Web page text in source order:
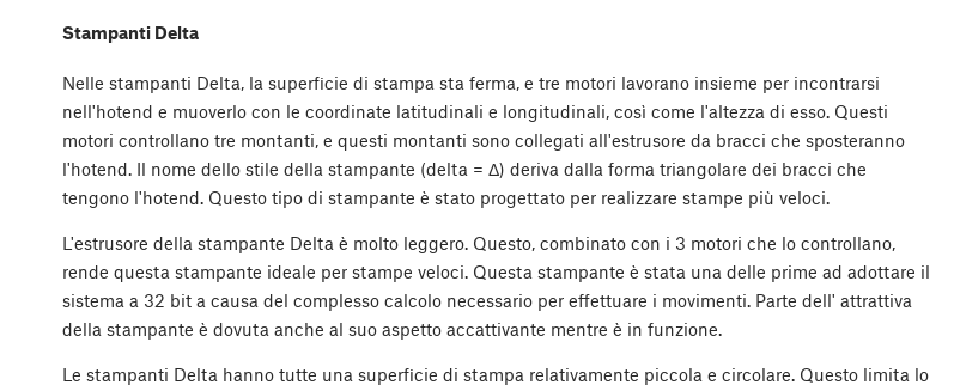
Stampanti Delta
Nelle stampanti Delta, la superficie di stampa sta ferma, e tre motori lavorano insieme per incontrarsi
nell'hotend e muoverlo con le coordinate latitudinali e longitudinali, così come l'altezza di esso. Questi
motori controllano tre montanti, e questi montanti sono collegati all'estrusore da bracci che sposteranno
l'hotend. Il nome dello stile della stampante (delta = Δ) deriva dalla forma triangolare dei bracci che
tengono l'hotend. Questo tipo di stampante è stato progettato per realizzare stampe più veloci.
L'estrusore della stampante Delta è molto leggero. Questo, combinato con i 3 motori che lo controllano,
rende questa stampante ideale per stampe veloci. Questa stampante è stata una delle prime ad adottare il
sistema a 32 bit a causa del complesso calcolo necessario per effettuare i movimenti. Parte dell' attrattiva
della stampante è dovuta anche al suo aspetto accattivante mentre è in funzione.
Le stampanti Delta hanno tutte una superficie di stampa relativamente piccola e circolare. Questo limita lo